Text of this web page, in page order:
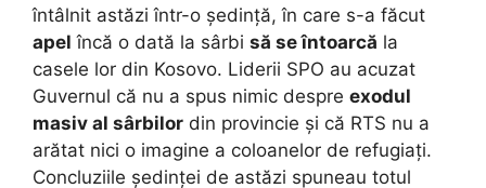
întâlnit astăzi într-o ședință, în care s-a făcut
apel încă o dată la sârbi să se întoarcă la
casele lor din Kosovo. Liderii SPO au acuzat
Guvernul că nu a spus nimic despre exodul
masiv al sârbilor din provincie și că RTS nu a
arătat nici o imagine a coloanelor de refugiați.
Concluziile ședinței de astăzi spuneau totul